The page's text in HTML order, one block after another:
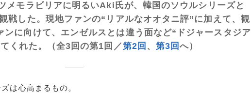
メモラビリアに明るいAki氏が、韓国のソウルシリーズと
戦した。現地ファンの“リアルなオオタニ評”に加えて、観
ンに向けて、エンゼルスとは違う面など“ドジャースタジア
くれた。（全3回の第1回／第2回 、第3回へ）
は心高まるもの。